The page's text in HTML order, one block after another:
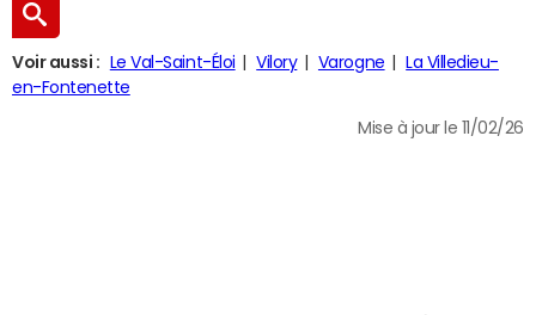
Voir aussi : Le Val-Saint-Éloi Vilory Varogne
La Villedieu-
en-Fontenette
Mise à jour le 11/02/26